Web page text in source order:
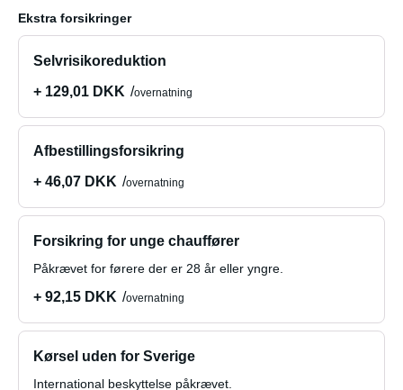
Ekstra forsikringer
Selvrisikoreduktion
+ 129,01 DKK
overnatning
Afbestillingsforsikring
+ 46,07 DKK
overnatning
Forsikring for unge chauffører
Påkrævet for førere der er 28 år eller yngre.
+ 92,15 DKK overnatning
Kørsel uden for Sverige
International beskyttelse påkrævet.